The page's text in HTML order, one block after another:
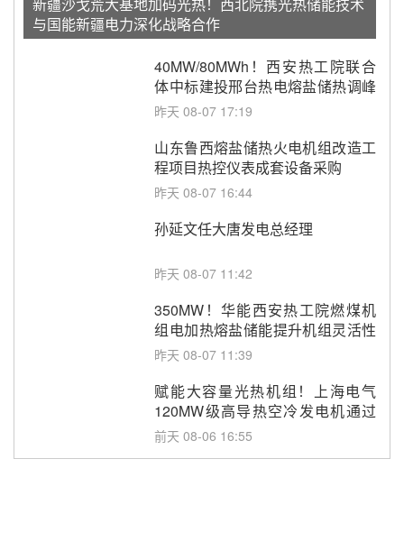
与国能新疆电力深化战略合作
40MW/80MWh！西安热工院联合
体中标建投邢台热电熔盐储热调峰
调频改造EPC项目
昨天 08-07 17:19
山东鲁西熔盐储热火电机组改造工
程项目热控仪表成套设备采购
昨天 08-07 16:44
孙延文任大唐发电总经理
昨天 08-07 11:42
350MW！华能西安热工院燃煤机
组电加热熔盐储能提升机组灵活性
改造项目初步设计第三方评审服务
昨天 08-07 11:39
赋能大容量光热机组！上海电气
120MW级高导热空冷发电机通过
型式试验
前天 08-06 16:55